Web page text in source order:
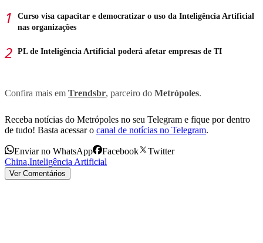
Curso visa capacitar e democratizar o uso da Inteligência Artificial
nas organizações
PL de Inteligência Artificial poderá afetar empresas de TI
Confira mais em Trendsbr, parceiro do Metrópoles.
Receba notícias do Metrópoles no seu Telegram e fique por dentro
de tudo! Basta acessar o canal de notícias no Telegram.
Enviar no WhatsApp Facebook
Twitter
China,Inteligência Artificial
Ver Comentários